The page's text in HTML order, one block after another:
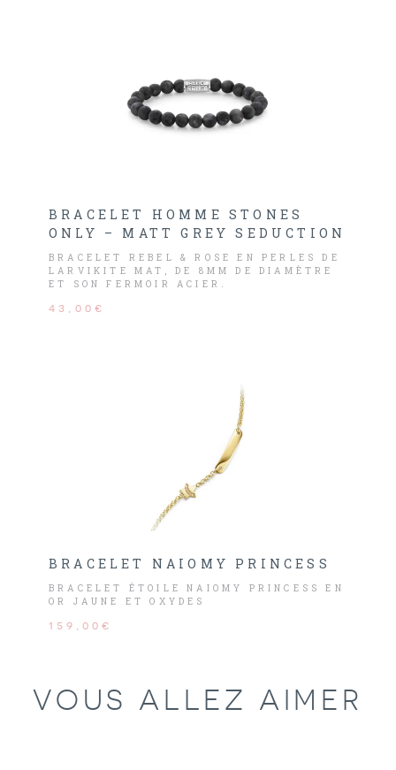
BRACELET HOMME STONES
ONLY – MATT GREY SEDUCTION
BRACELET REBEL & ROSE EN PERLES DE
LARVIKITE MAT, DE 8MM DE DIAMÈTRE
ET SON FERMOIR ACIER.
43,00€
BRACELET NAIOMY PRINCESS
BRACELET ÉTOILE NAIOMY PRINCESS EN
OR JAUNE ET OXYDES
159,00€
VOUS ALLEZ AIMER